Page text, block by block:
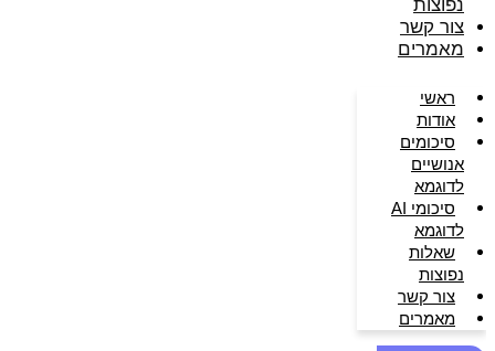
נפוצות
צור קשר
מאמרים
ראשי
אודות
סיכומים
אנושיים
לדוגמא
סיכומי AI
לדוגמא
שאלות
נפוצות
צור קשר
מאמרים